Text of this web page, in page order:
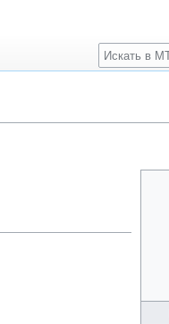
Поиск